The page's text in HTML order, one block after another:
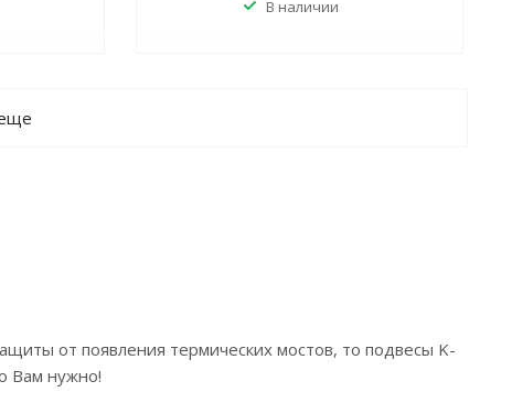
В наличии
от появления термических мостов, то подвесы K-
Вам нужно!